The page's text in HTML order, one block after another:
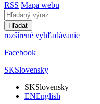
RSS Mapa webu
Hľadať
rozšírené vyhľadávanie
Facebook
SKSlovensky
SKSlovensky
ENEnglish